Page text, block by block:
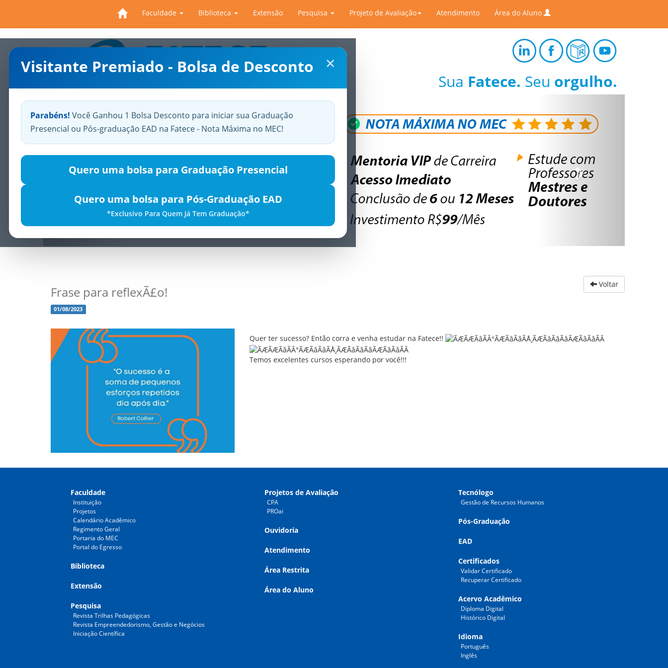
Faculdade Biblioteca Extensão Pesquisa Projeto de Avaliação Atendimento Área do Aluno
×
Visitante Premiado - Bolsa de Desconto
Parabéns! Você Ganhou 1 Bolsa Desconto para iniciar sua Graduação
Presencial ou Pós-graduação EAD na Fatece - Nota Máxima no MEC!
Quero uma bolsa para Graduação Presencial
Quero uma bolsa para Pós-Graduação EAD
*Exclusivo Para Quem Já Tem Graduação*
Sua Fatece. Seu orgulho.
Previous
Frase para reflexÃ£o!
01/08/2023
Voltar
Quer ter sucesso? Então corra e venha estudar na Fatece!!
Temos excelentes cursos esperando por você!!!
Faculdade
Instituição
Projetos
Calendário Acadêmico
Regimento Geral
Portaria do MEC
Portal do Egresso
Biblioteca
Extensão
Pesquisa
Revista Trilhas Pedagógicas
Revista Empreendedorismo, Gestão e Negócios
Iniciação Científica
Projetos de Avaliação
CPA
PROai
Ouvidoria
Atendimento
Área Restrita
Área do Aluno
Tecnólogo
Gestão de Recursos Humanos
Pós-Graduação
EAD
Certificados
Validar Certificado
Recuperar Certificado
Acervo Acadêmico
Diploma Digital
Histórico Digital
Idioma
Português
Inglês